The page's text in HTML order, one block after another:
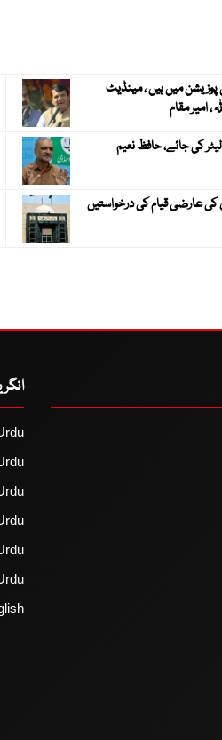
میں ہیں ، مینڈیٹ
، امیر مقام
روپے فی لیٹر کی جائے، حافظ نعیم
کی عارضی قیام کی درخواستیں